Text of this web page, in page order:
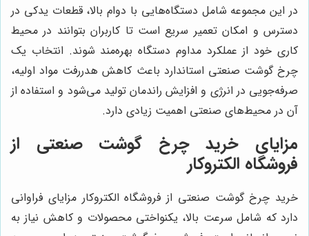
در این مجموعه شامل دستگاه‌هایی با دوام بالا، قطعات یدکی در
دسترس و امکان تعمیر سریع است تا کاربران بتوانند در محیط
کاری خود از عملکرد مداوم دستگاه بهره‌مند شوند. انتخاب یک
چرخ گوشت صنعتی استاندارد باعث کاهش هدررفت مواد اولیه،
صرفه‌جویی در انرژی و افزایش راندمان تولید می‌شود و استفاده از
آن در محیط‌های صنعتی اهمیت زیادی دارد.
مزایای خرید چرخ گوشت صنعتی از
فروشگاه الکتروکار
خرید چرخ گوشت صنعتی از فروشگاه الکتروکار مزایای فراوانی
دارد که شامل سرعت بالا، یکنواختی محصولات و کاهش نیاز به